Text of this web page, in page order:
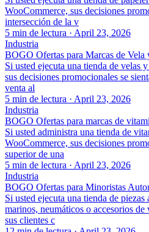
WooCommerce, sus decisiones
intersección de la v
5 min de lectura · April 23, 2026
Industria
BOGO Ofertas para Marcas de Vela
Si usted ejecuta una tienda de velas
sus decisiones promocionales se
venta al
5 min de lectura · April 23, 2026
Industria
BOGO Ofertas para marcas de
Si usted administra una tienda de
WooCommerce, sus decisiones
superior de una
5 min de lectura · April 23, 2026
Industria
BOGO Ofertas para Minoristas
Si usted ejecuta una tienda de
marinos, neumáticos o accesorios
sus clientes c